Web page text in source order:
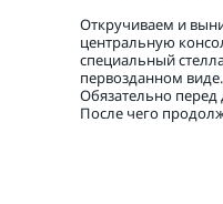
Откручиваем и
центральную
специальный
первозданном виде.
Обязательно
После чего